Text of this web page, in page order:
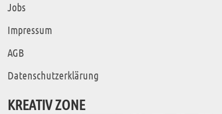
Jobs
Impressum
AGB
Datenschutzerklärung
KREATIV ZONE